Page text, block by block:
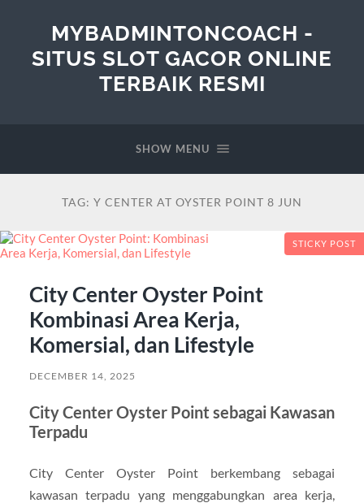
MYBADMINTONCOACH -
SITUS SLOT GACOR ONLINE
TERBAIK RESMI
SHOW MENU
TAG: Y CENTER AT OYSTER POINT 8 JUN
STICKY POST
City Center Oyster Point
Kombinasi Area Kerja,
Komersial, dan Lifestyle
DECEMBER 14, 2025
City Center Oyster Point sebagai Kawasan
Terpadu
City Center Oyster Point berkembang sebagai
kawasan terpadu yang menggabungkan area kerja,